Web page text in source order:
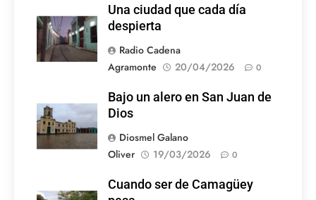
Una ciudad que cada día
despierta
Radio Cadena
Agramonte
20/04/2026 0
Bajo un alero en San Juan de
Dios
Diosmel Galano
Oliver
19/03/2026 0
Cuando ser de Camagüey